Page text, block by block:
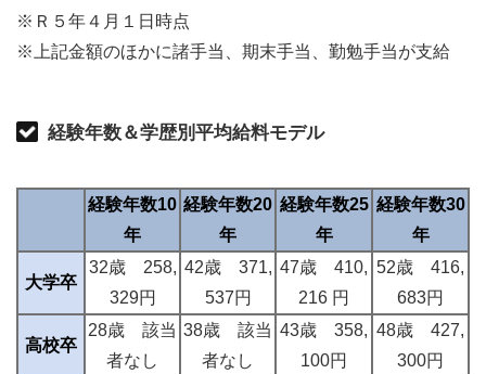
※Ｒ５年４月１日時点
※上記金額のほかに諸手当、期末手当、勤勉手当が支給
経験年数＆学歴別平均給料モデル
経験年数10
年
経験年数20
年
経験年数25
年
経験年数30
年
大学卒
32歳 258,
329円
42歳 371,
537円
47歳 410,
216 円
52歳 416,
683円
高校卒
28歳 該当
者なし
38歳 該当
者なし
43歳 358,
100円
48歳 427,
300円